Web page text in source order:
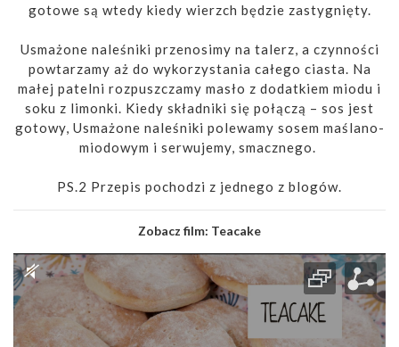
gotowe są wtedy kiedy wierzch będzie zastygnięty.
Usmażone naleśniki przenosimy na talerz, a czynności
powtarzamy aż do wykorzystania całego ciasta. Na
małej patelni rozpuszczamy masło z dodatkiem miodu i
soku z limonki. Kiedy składniki się połączą – sos jest
gotowy, Usmażone naleśniki polewamy sosem maślano-
miodowym i serwujemy, smacznego.
PS.2 Przepis pochodzi z jednego z blogów.
Zobacz film: Teacake